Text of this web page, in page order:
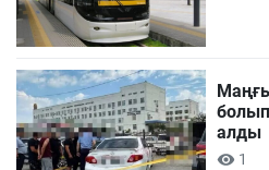
алды
1